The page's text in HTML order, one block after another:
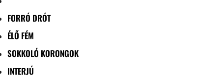
FORRÓ DRÓT
ÉLŐ FÉM
SOKKOLÓ KORONGOK
INTERJÚ